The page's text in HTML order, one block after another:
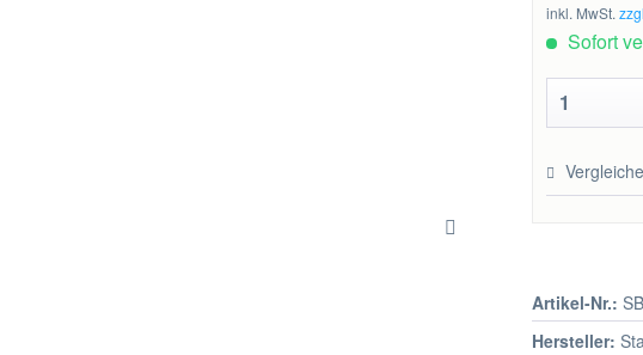
inkl. MwSt.
Sofort
Artikel-Nr.:
Hersteller: